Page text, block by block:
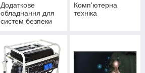
Додаткове
обладнання для
систем безпеки
Комп'ютерна
техніка